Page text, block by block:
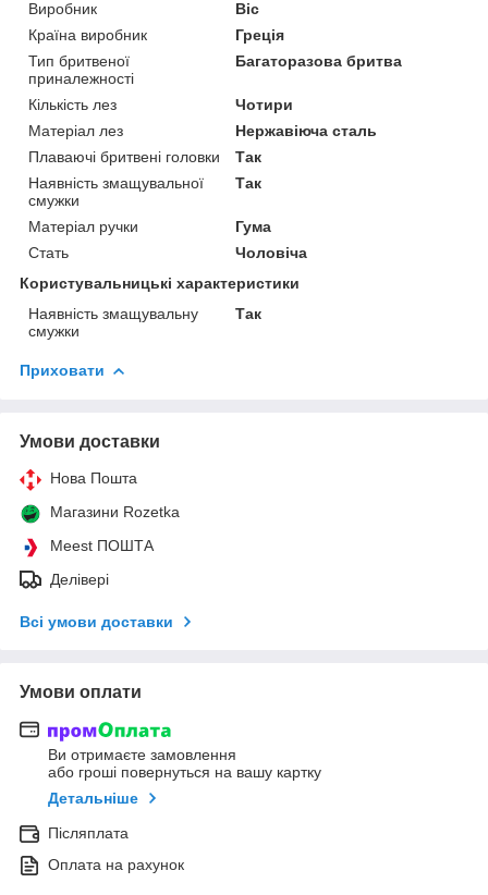
Виробник
Bic
Країна виробник
Греція
Тип бритвеної
приналежності
Багаторазова бритва
Кількість лез
Чотири
Матеріал лез
Нержавіюча сталь
Плаваючі бритвені головки
Так
Наявність змащувальної
смужки
Так
Матеріал ручки
Гума
Стать
Чоловіча
Користувальницькі характеристики
Наявність змащувальну
смужки
Так
Приховати
Умови доставки
Нова Пошта
Магазини Rozetka
Meest ПОШТА
Делівері
Всі умови доставки
Умови оплати
Ви отримаєте замовлення
або гроші повернуться на вашу картку
Детальніше
Післяплата
Оплата на рахунок